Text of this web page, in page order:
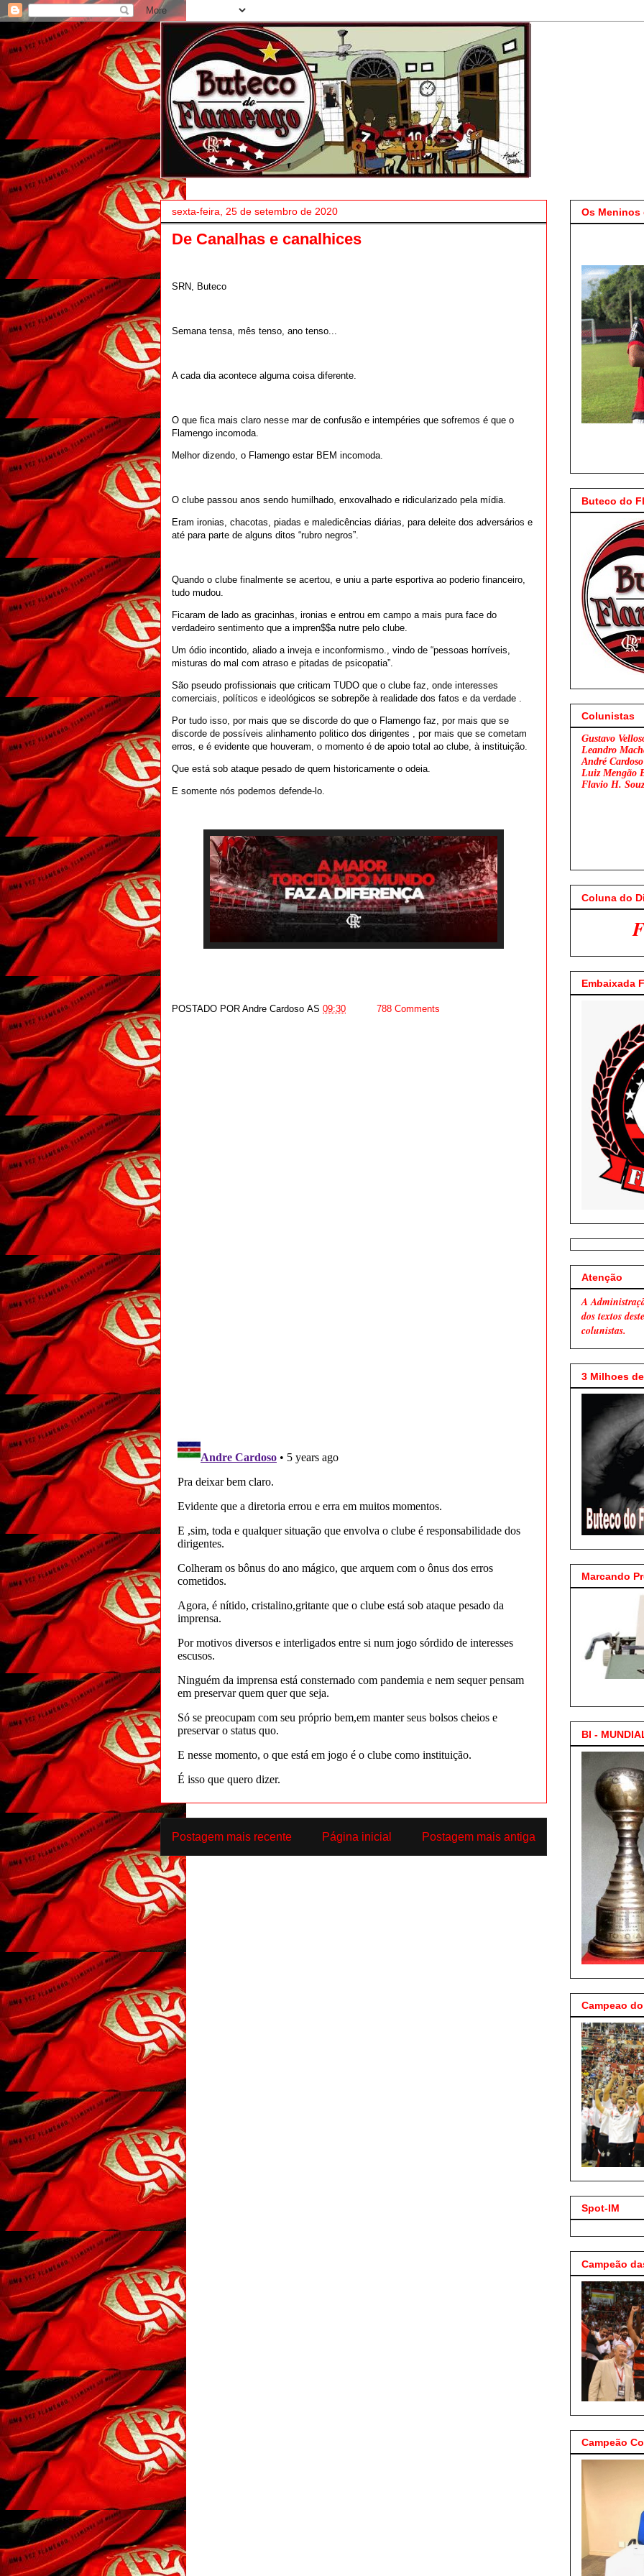
sexta-feira, 25 de setembro de 2020
De Canalhas e canalhices
SRN, Buteco
Semana tensa, mês tenso, ano tenso...
A cada dia acontece alguma coisa diferente.
O que fica mais claro nesse mar de confusão e intempéries que sofremos é que o
Flamengo incomoda.
Melhor dizendo, o Flamengo estar BEM incomoda.
O clube passou anos sendo humilhado, enxovalhado e ridicularizado pela mídia.
Eram ironias, chacotas, piadas e maledicências diárias, para deleite dos adversários e
até para parte de alguns ditos “rubro negros”.
Quando o clube finalmente se acertou, e uniu a parte esportiva ao poderio financeiro,
tudo mudou.
Ficaram de lado as gracinhas, ironias e entrou em campo a mais pura face do
verdadeiro sentimento que a impren$$a nutre pelo clube.
Um ódio incontido, aliado a inveja e inconformismo., vindo de “pessoas horríveis,
misturas do mal com atraso e pitadas de psicopatia”.
São pseudo profissionais que criticam TUDO que o clube faz, onde interesses
comerciais, políticos e ideológicos se sobrepõe à realidade dos fatos e da verdade .
Por tudo isso, por mais que se discorde do que o Flamengo faz, por mais que se
discorde de possíveis alinhamento politico dos dirigentes , por mais que se cometam
erros, e é evidente que houveram, o momento é de apoio total ao clube, à instituição.
Que está sob ataque pesado de quem historicamente o odeia.
E somente nós podemos defende-lo.
POSTADO POR Andre Cardoso AS 09:30 788 Comments
Postagem mais recente Postagem mais antiga
Página inicial
Os
Buteco do
Colunistas
Gustavo
Leandro
André Cardoso
Luiz Mengão
Flavio H.
Coluna do
Flamengo x
Embaixada
Atenção
A
dos textos
colunistas.
3 Milhoes
Marcando
BI -
Campeao
Spot-IM
Campeão
Campeão